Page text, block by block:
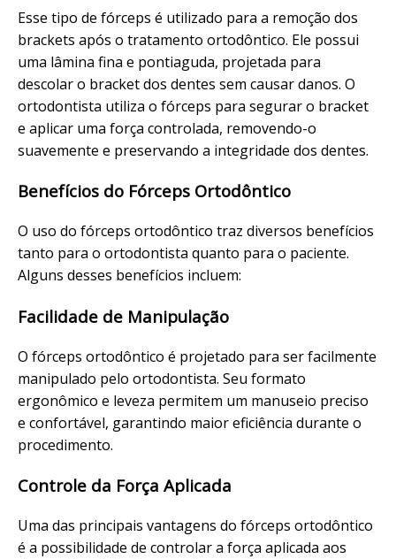
Esse tipo de fórceps é utilizado para a remoção dos
brackets após o tratamento ortodôntico. Ele possui
uma lâmina fina e pontiaguda, projetada para
descolar o bracket dos dentes sem causar danos. O
ortodontista utiliza o fórceps para segurar o bracket
e aplicar uma força controlada, removendo-o
suavemente e preservando a integridade dos dentes.
Benefícios do Fórceps Ortodôntico
O uso do fórceps ortodôntico traz diversos benefícios
tanto para o ortodontista quanto para o paciente.
Alguns desses benefícios incluem:
Facilidade de Manipulação
O fórceps ortodôntico é projetado para ser facilmente
manipulado pelo ortodontista. Seu formato
ergonômico e leveza permitem um manuseio preciso
e confortável, garantindo maior eficiência durante o
procedimento.
Controle da Força Aplicada
Uma das principais vantagens do fórceps ortodôntico
é a possibilidade de controlar a força aplicada aos